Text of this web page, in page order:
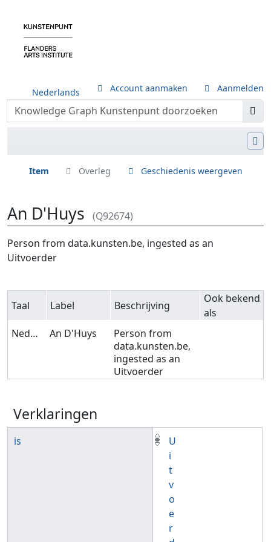
Nederlands Account aanmaken Aanmelden
Item Overleg Geschiedenis weergeven
An D'Huys (Q92674)
Ga naar:navigatie,zoeken
Person from data.kunsten.be, ingested as an
Uitvoerder
Taal Label Beschrijving
Ook bekend
als
Nederlands
An D'Huys
Person from
data.kunsten.be,
ingested as an
Uitvoerder
Verklaringen
is
U
i
t
v
o
e
r